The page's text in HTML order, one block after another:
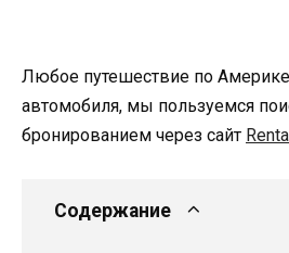
Любое путешествие по Америке
автомобиля, мы пользуемся
бронированием через сайт
Содержание